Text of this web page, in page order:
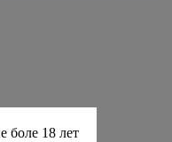
боле 18 лет